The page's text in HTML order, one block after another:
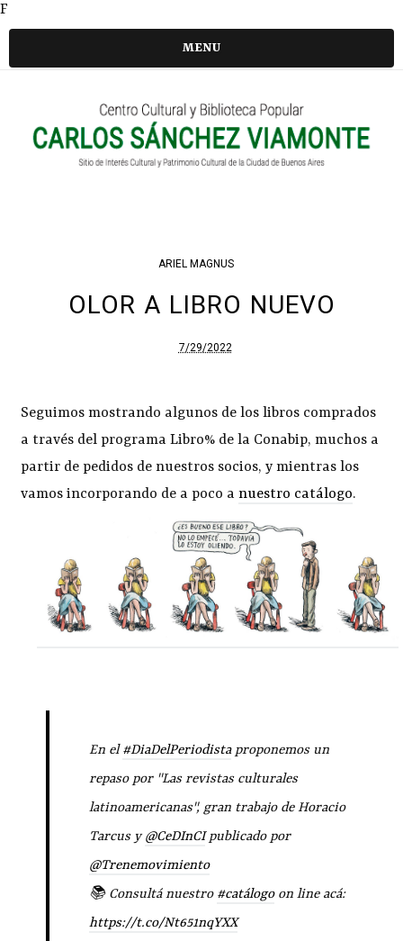
F
MENU
ARIEL MAGNUS
OLOR A LIBRO NUEVO
7/29/2022
Seguimos mostrando algunos de los libros comprados
a través del programa Libro% de la Conabip, muchos a
partir de pedidos de nuestros socios, y mientras los
vamos incorporando de a poco anuestro catálogo.
En el#DiaDelPeriodistaproponemos un
repaso por "Las revistas culturales
latinoamericanas", gran trabajo de Horacio
Tarcus y@CeDInCIpublicado por
@Trenemovimiento
📚 Consultá nuestro #catálogoon line acá:
https://t.co/Nt651nqYXX